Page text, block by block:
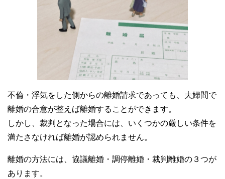
不倫・浮気をした側からの離婚請求であっても、夫婦間で
離婚の合意が整えば離婚することができます。
しかし、裁判となった場合には、いくつかの厳しい条件を
満たさなければ離婚が認められません。
離婚の方法には、協議離婚・調停離婚・裁判離婚の３つが
あります。